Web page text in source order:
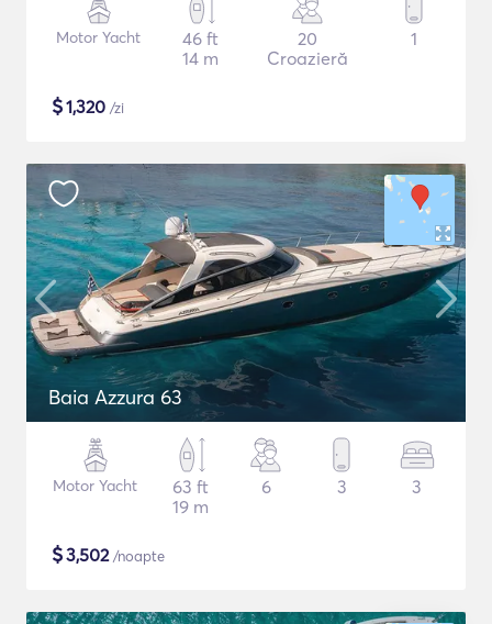
Motor Yacht
46 ft
14 m
20
Croazieră
1
$1,320 /zi
Baia Azzura 63
Motor Yacht
63 ft
19 m
6 3 3
$3,502/noapte